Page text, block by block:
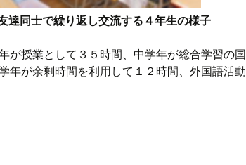
達同士で繰り返し交流する４年生の様子
が授業として３５時間、中学年が総合学習の国
年が余剰時間を利用して１２時間、外国語活動